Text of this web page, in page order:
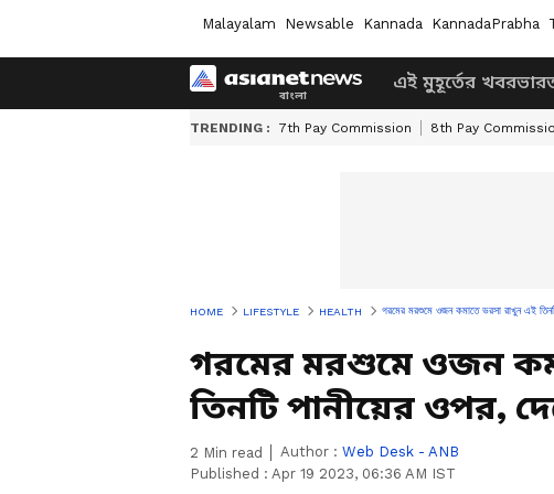
Malayalam Newsable Kannada KannadaPrabha
এই মুহূর্তের খবর
TRENDING : 7th Pay Commission 8th Pay
HOME LIFESTYLE HEALTH গরমের মরশুমে ওজন কমাতে ভরসা রাখুন এই
গরমের মরশুমে ওজন
তিনটি পানীয়ের ওপর,
2 Min read Author : Web Desk - ANB
Published : Apr 19 2023, 06:36 AM IST